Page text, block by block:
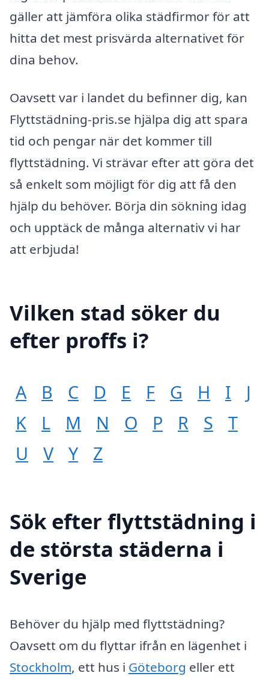
gäller att jämföra olika städfirmor för att
hitta det mest prisvärda alternativet för
dina behov.
Oavsett var i landet du befinner dig, kan
Flyttstädning-pris.se hjälpa dig att spara
tid och pengar när det kommer till
flyttstädning. Vi strävar efter att göra det
så enkelt som möjligt för dig att få den
hjälp du behöver. Börja din sökning idag
och upptäck de många alternativ vi har
att erbjuda!
Vilken stad söker du
efter proffs i?
A B C D E F G H I
J
K
L M N O P R S
T
U
V Y Z
Sök efter flyttstädning i
de största städerna i
Sverige
Behöver du hjälp med flyttstädning?
Oavsett om du flyttar ifrån en lägenhet i
Stockholm, ett hus i Göteborg eller ett